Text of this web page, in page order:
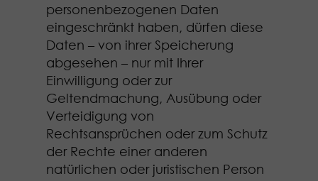
personenbezogenen Daten
eingeschränkt haben, dürfen diese
Daten – von ihrer Speicherung
abgesehen – nur mit Ihrer
Einwilligung oder zur
Geltendmachung, Ausübung oder
Verteidigung von
Rechtsansprüchen oder zum Schutz
der Rechte einer anderen
natürlichen oder juristischen Person